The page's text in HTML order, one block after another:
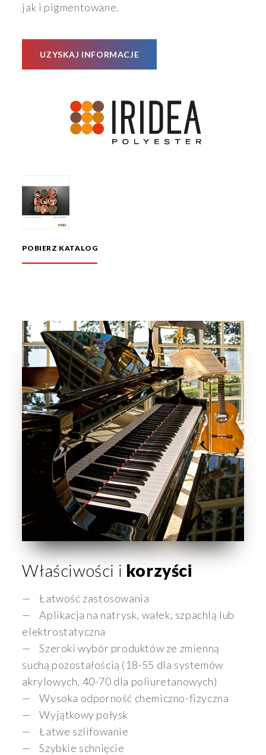
jak i pigmentowane.
UZYSKAJ INFORMACJE
POBIERZ KATALOG
Właściwości i korzyści
Łatwość zastosowania
Aplikacja na natrysk, wałek, szpachlą lub
elektrostatyczna
Szeroki wybór produktów ze zmienną
suchą pozostałością (18-55 dla systemów
akrylowych, 40-70 dla poliuretanowych)
Wysoka odporność chemiczno-fizyczna
Wyjątkowy połysk
Łatwe szlifowanie
Szybkie schnięcie